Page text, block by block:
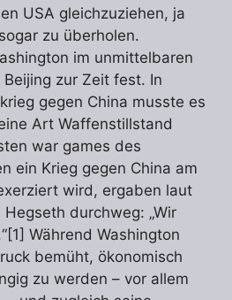
USA gleichzuziehen, ja
zu überholen.
im unmittelbaren
zur Zeit fest. In
gegen China musste es
Art Waffenstillstand
war games des
ein Krieg gegen China am
wird, ergaben laut
durchweg: „Wir
Während Washington
bemüht, ökonomisch
zu werden – vor allem